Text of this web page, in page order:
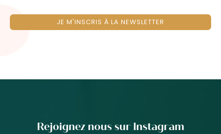
JE M'INSCRIS À LA NEWSLETTER
Rejoignez nous sur Instagram